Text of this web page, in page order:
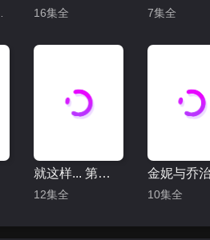
16集全 7集全
就这样... 第三季
12集全 10集全